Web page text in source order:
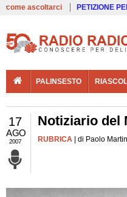
come ascoltarci PETIZIONE
PALINSESTO
17
AGO
2007
Notiziario del
RUBRICA | di Paolo